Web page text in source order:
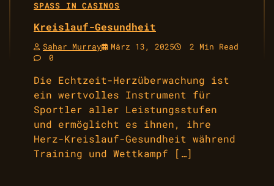
SPASS IN CASINOS
Kreislauf-Gesundheit
Sahar Murray März 13, 2025
2 Min Read
0
Die Echtzeit-Herzüberwachung ist
ein wertvolles Instrument für
Sportler aller Leistungsstufen
und ermöglicht es ihnen, ihre
Herz-Kreislauf-Gesundheit während
Training und Wettkampf […]